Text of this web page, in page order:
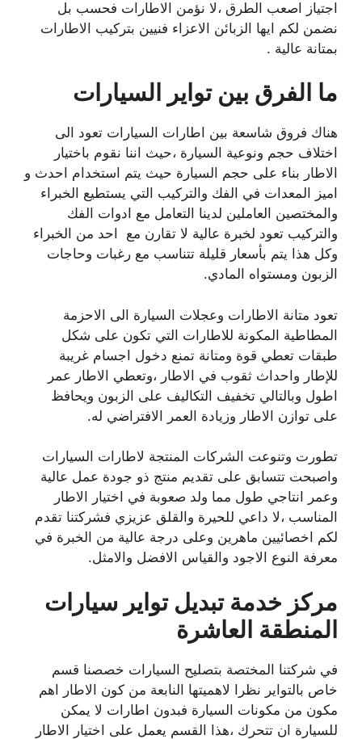
اجتياز اصعب الطرق ،لا نؤمن الاطارات فحسب بل
نضمن لكم ايها الزبائن الاعزاء فنيين بتركيب الاطارات
بمتانة عالية .
ما الفرق بين تواير السيارات
هناك فروق شاسعة بين اطارات السيارات تعود الى
اختلاف حجم ونوعية السيارة ،حيث اننا نقوم باختيار
الاطار بناء على حجم السيارة حيث يتم استخدام احدث و
اميز المعدات في الفك والتركيب التي يستطيع الخبراء
والمختصين العاملين لدينا التعامل مع ادوات الفك
والتركيب تعود لخبرة عالية لا تقارن مع احد من الخبراء
وكل هذا يتم بأسعار قليلة تتناسب مع رغبات وحاجات
الزبون ومستواه المادي.
تعود متانة الاطارات وعجلات السيارة الى الاحزمة
المطاطية المكونة للاطارات التي تكون على شكل
طبقات تعطي قوة ومتانة تمنع دخول اجسام غريبة
للإطار واحداث ثقوب في الاطار ،وتعطي الاطار عمر
اطول وبالتالي تخفيف التكاليف على الزبون ويحافظ
على توازن الاطار وزيادة العمر الافتراضي له.
تطورت وتنوعت الشركات المنتجة لاطارات السيارات
واصبحت تتسابق على تقديم منتج ذو جودة عمل عالية
وعمر انتاجي طول مما ولد صعوبة في اختيار الاطار
المناسب ،لا داعي للحيرة والقلق عزيزي فشركتنا تقدم
لكم اخصائيين ماهرين وعلى درجة عالية من الخبرة في
معرفة النوع الاجود والقياس الافضل والامثل.
مركز خدمة تبديل تواير سيارات
المنطقة العاشرة
في شركتنا المختصة بتصليح السيارات خصصنا قسم
خاص بالتواير نظرا لاهميتها النابعة من كون الاطار اهم
مكون من مكونات السيارة فبدون اطارات لا يمكن
للسيارة ان تتحرك ،هذا القسم يعمل على اختيار الاطار